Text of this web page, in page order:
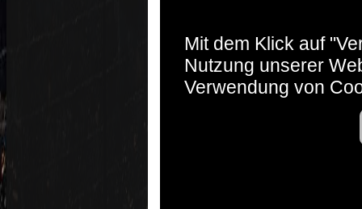
Mit dem Klick auf
Nutzung unserer
Verwendung von